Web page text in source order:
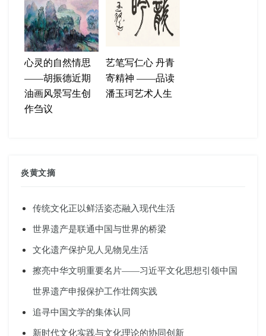
心灵的自然情思
——胡振德近期
油画风景写生创
作刍议
艺笔写仁心 丹青
寄精神 ——品读
潘玉珂艺术人生
炎黄文摘
传统文化正以鲜活姿态融入现代生活
世界遗产是联通中国与世界的桥梁
文化遗产保护见人见物见生活
擦亮中华文明重要名片——习近平文化思想引领中国
世界遗产申报保护工作壮阔实践
追寻中国文学的集体认同
新时代文化实践与文化理论的协同创新